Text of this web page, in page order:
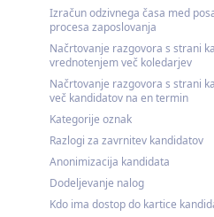
Izračun odzivnega časa med
procesa zaposlovanja
Načrtovanje razgovora s strani
vrednotenjem več koledarjev
Načrtovanje razgovora s strani
več kandidatov na en termin
Kategorije oznak
Razlogi za zavrnitev kandidatov
Anonimizacija kandidata
Dodeljevanje nalog
Kdo ima dostop do kartice